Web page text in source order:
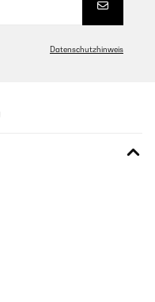
Datenschutzhinweis